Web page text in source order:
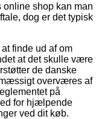
online shop kan man
dog er det typisk
finde ud af om
at det skulle være
de danske
overværes af
på
for hjælpende
ved dit køb.